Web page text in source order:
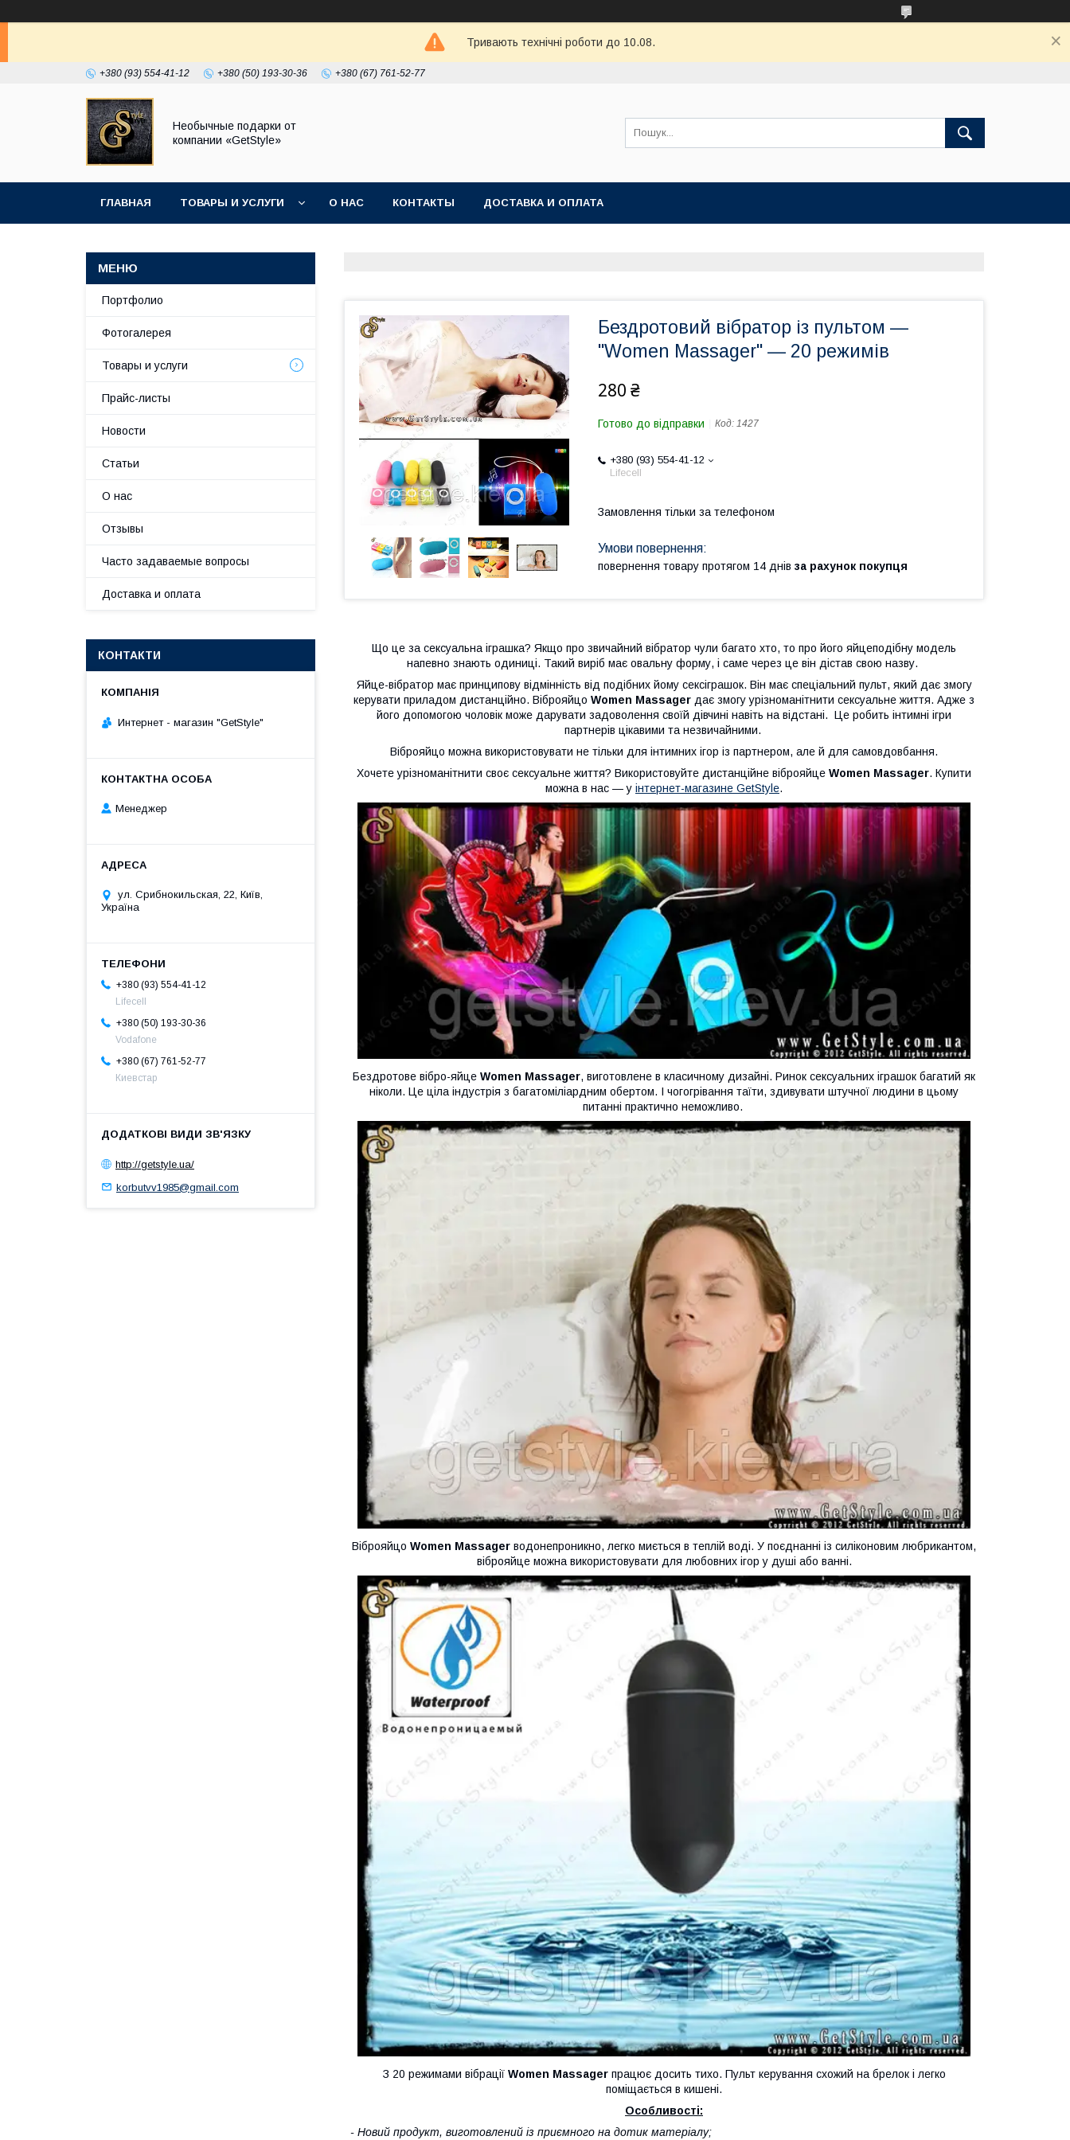
Тривають технічні роботи до 10.08.
+380 (93) 554-41-12 +380 (50) 193-30-36 +380 (67) 761-52-77
Необычные подарки от
компании «GetStyle»
ГЛАВНАЯ ТОВАРЫ И УСЛУГИ О НАС КОНТАКТЫ ДОСТАВКА И ОПЛАТА
Бездротовий вібратор із пультом —
"Women Massager" — 20 режимів
280 ₴
Готово до відправки Код: 1427
+380 (93) 554-41-12
Lifecell
Замовлення тільки за телефоном
повернення товару протягом 14 днів за рахунок покупця
Що це за сексуальна іграшка? Якщо про звичайний вібратор чули багато хто, то про його яйцеподібну модель
напевно знають одиниці. Такий виріб має овальну форму, і саме через це він дістав свою назву.
Яйце-вібратор має принципову відмінність від подібних йому сексіграшок. Він має спеціальний пульт, який дає змогу
керувати приладом дистанційно. Віброяйцо Women Massager дає змогу урізноманітнити сексуальне життя. Адже з
його допомогою чоловік може дарувати задоволення своїй дівчині навіть на відстані. Це робить інтимні ігри
партнерів цікавими та незвичайними.
Віброяйцо можна використовувати не тільки для інтимних ігор із партнером, але й для самовдовбання.
Хочете урізноманітнити своє сексуальне життя? Використовуйте дистанційне віброяйце Women Massager. Купити
можна в нас — у інтернет-магазине GetStyle.
Бездротове вібро-яйце Women Massager, виготовлене в класичному дизайні. Ринок сексуальних іграшок багатий як
ніколи. Це ціла індустрія з багатоміліардним обертом. І чогогрівання таїти, здивувати штучної людини в цьому
питанні практично неможливо.
Віброяйцо Women Massager водонепроникно, легко миється в теплій воді. У поєднанні із силіконовим любрикантом,
віброяйце можна використовувати для любовних ігор у душі або ванні.
З 20 режимами вібрації Women Massager працює досить тихо. Пульт керування схожий на брелок і легко
поміщається в кишені.
Особливості:
- Новий продукт, виготовлений із приємного на дотик матеріалу;
Портфолио
Фотогалерея
Товары и услуги
Прайс-листы
Новости
Статьи
О нас
Отзывы
Часто задаваемые вопросы
Доставка и оплата
КОНТАКТИ
Интернет - магазин "GetStyle"
Менеджер
ул. Срибнокильская, 22, Київ,
Україна
+380 (93) 554-41-12
Lifecell
+380 (50) 193-30-36
Vodafone
+380 (67) 761-52-77
Киевстар
http://getstyle.ua/
korbutvv1985@gmail.com